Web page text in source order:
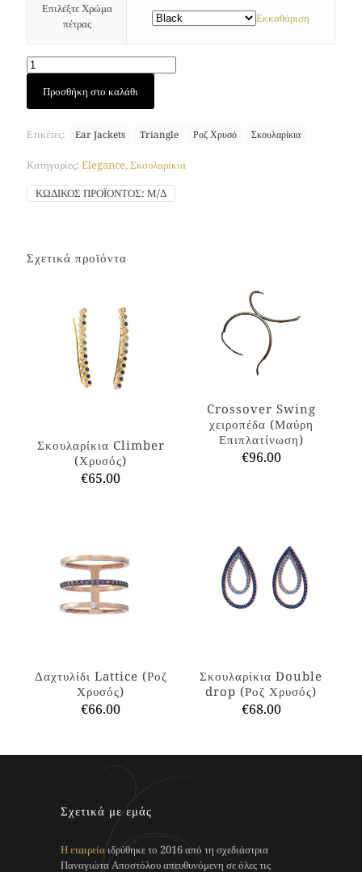
Επιλέξτε Χρώμα
πέτρας
Εκκαθάριση
Triangle
σκουλαρίκια
(Ροζ
ποσότητα
Προσθήκη στο καλάθι
Ετικέτες: Ear Jackets Triangle Ροζ Χρυσό Σκουλαρίκια
Κατηγορίες: Elegance,Σκουλαρίκια
ΚΩΔΙΚΌΣ ΠΡΟΪΌΝΤΟΣ: Μ/Δ
Σχετικά προϊόντα
Σκουλαρίκια Climber
(Χρυσός)
€65.00
πολλαπλές
παραλλαγές.
Οι
επιλογές
σελίδα
του
προϊόντος
Crossover Swing
χειροπέδα (Μαύρη
Επιπλατίνωση)
€96.00
παραλλαγές.
επιλογές
μπορούν
του
προϊόντος
Δαχτυλίδι Lattice (Ροζ
Χρυσός)
€66.00
προϊόν
παραλλαγές.
Οι
επιλογές
μπορούν
να
Σκουλαρίκια Double
drop (Ροζ Χρυσός)
€68.00
προϊόν
μπορούν
να
Σχετικά με εμάς
Η εταιρείαιδρύθηκε το 2016 από τη σχεδιάστρια
Παναγιώτα Αποστόλου απευθυνόμενη σε όλες τις